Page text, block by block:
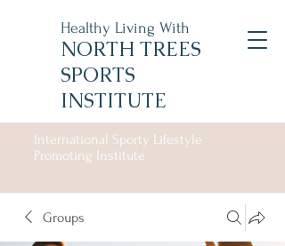
Healthy Living With
NORTH TREES
SPORTS
INSTITUTE
International Sporty Lifestyle
Promoting Institute
Groups